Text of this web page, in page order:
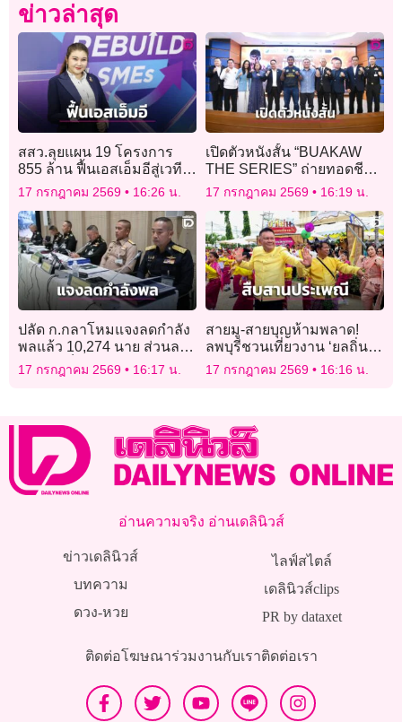
ข่าวล่าสุด
สสว.ลุยแผน 19 โครงการ
855 ล้าน ฟื้นเอสเอ็มอีสู่เวที
โลก รอดภัยพิบัติ
17 กรกฎาคม 2569 16:26 น.
เปิดตัวหนังสั้น “BUAKAW
THE SERIES” ถ่ายทอดชีวิต
“บัวขาว บัญชาเมฆ” สร้าง
แรงบันดาลใจ ดันมวยไทยสู่
Soft Power โลก
17 กรกฎาคม 2569 16:19 น.
ปลัด ก.กลาโหมแจงลดกำลัง
พลแล้ว 10,274 นาย ส่วนลด
นายพลเป็นไปตามแผน
17 กรกฎาคม 2569 16:17 น.
สายมู-สายบุญห้ามพลาด!
ลพบุรีชวนเที่ยวงาน ‘ยลถิ่น
กกโก ทำบุญใหญ่โต แห่
เทียน 9 วัด’ จัดเต็ม 7 วัน 7
17 กรกฎาคม 2569 16:16 น.
อ่านความจริง อ่านเดลินิวส์
ข่าวเดลินิวส์
บทความ
ดวง-หวย
ไลฟ์สไตล์
เดลินิวส์clips
PR by dataxet
ติดต่อโฆษณาร่วมงานกับเราติดต่อเรา